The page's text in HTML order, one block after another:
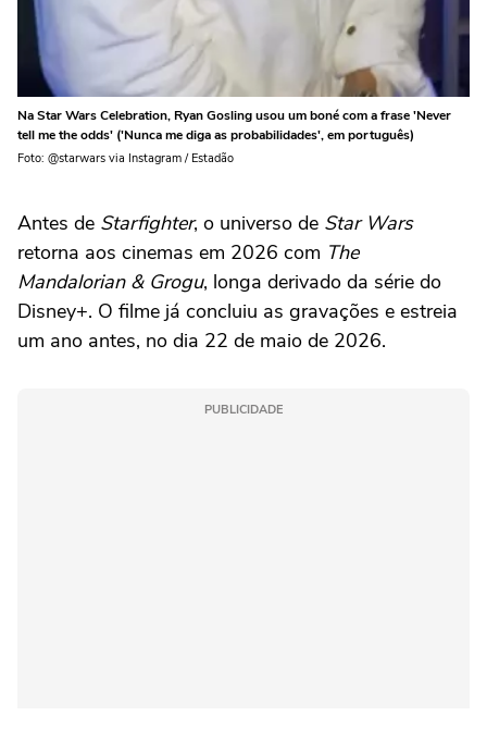
Na Star Wars Celebration, Ryan Gosling usou um boné com a frase 'Never
tell me the odds' ('Nunca me diga as probabilidades', em português)
Foto: @starwars via Instagram / Estadão
Antes de Starfighter, o universo de Star Wars
retorna aos cinemas em 2026 com The
Mandalorian & Grogu, longa derivado da série do
Disney+. O filme já concluiu as gravações e estreia
um ano antes, no dia 22 de maio de 2026.
PUBLICIDADE